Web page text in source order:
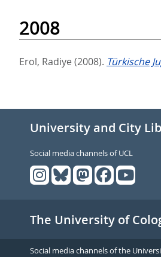
2008
Erol, Radiye (2008). Türkische
University and City
Social media channels of UCL
The University of
Social media channels of the